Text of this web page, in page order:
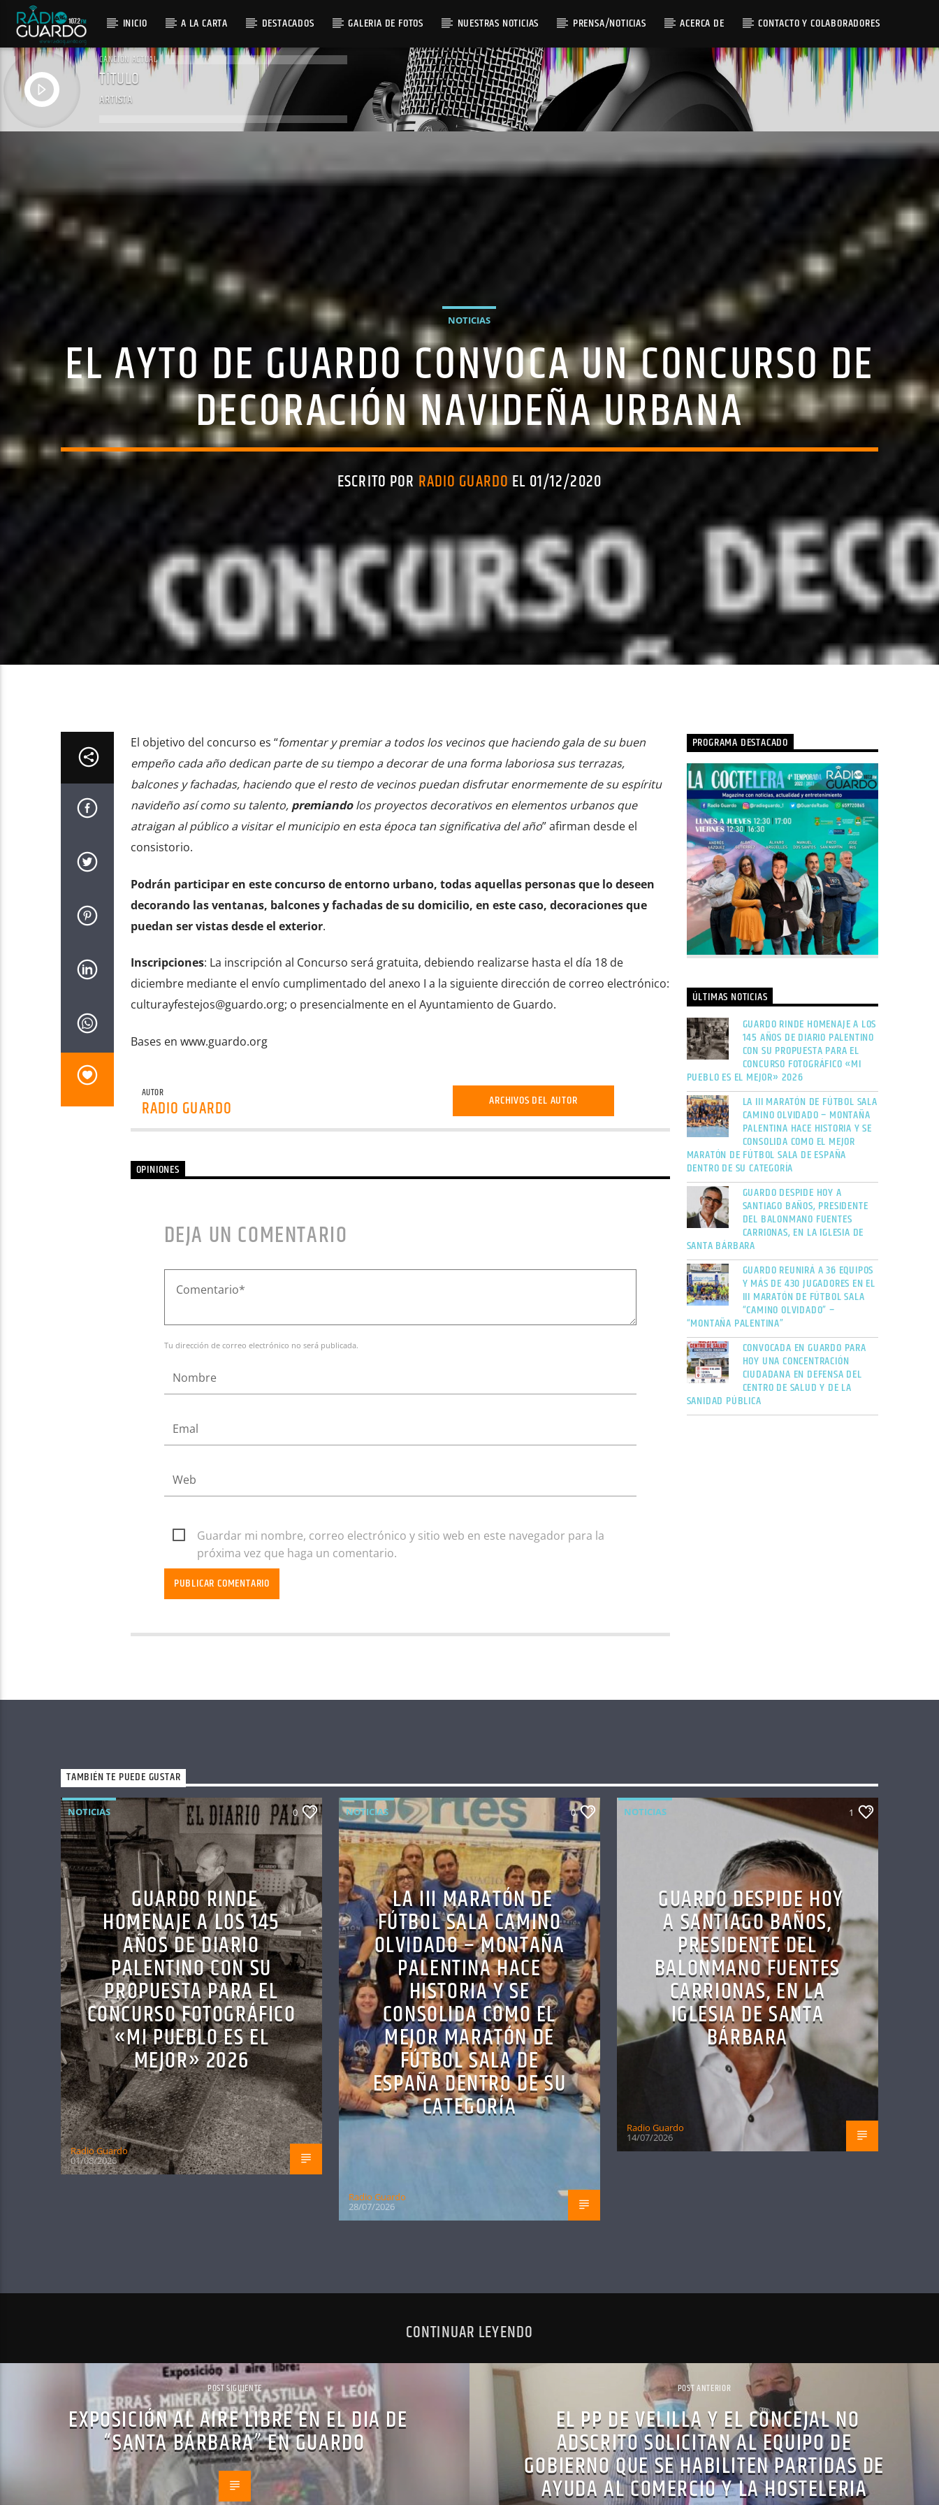
INICIO A LA CARTA DESTACADOS GALERIA DE FOTOS NUESTRAS NOTICIAS PRENSA/NOTICIAS ACERCA DE CONTACTO Y COLABORADORES
CANCIÓN ACTUAL
TÍTULO
ARTISTA
NOTICIAS
EL AYTO DE GUARDO CONVOCA UN CONCURSO DE
DECORACIÓN NAVIDEÑA URBANA
ESCRITO POR RADIO GUARDO EL 01/12/2020
El objetivo del concurso es “fomentar y premiar a todos los vecinos que haciendo gala de su buen
empeño cada año dedican parte de su tiempo a decorar de una forma laboriosa sus terrazas,
balcones y fachadas, haciendo que el resto de vecinos puedan disfrutar enormemente de su espíritu
navideño así como su talento, premiandolos proyectos decorativos en elementos urbanos que
atraigan al público a visitar el municipio en esta época tan significativa del año” afirman desde el
consistorio.
Podrán participar en este concurso de entorno urbano, todas aquellas personas que lo deseen
decorando las ventanas, balcones y fachadas de su domicilio, en este caso, decoraciones que
puedan ser vistas desde el exterior.
Inscripciones: La inscripción al Concurso será gratuita, debiendo realizarse hasta el día 18 de
diciembre mediante el envío cumplimentado del anexo I a la siguiente dirección de correo electrónico:
culturayfestejos@guardo.org; o presencialmente en el Ayuntamiento de Guardo.
Bases en www.guardo.org
AUTOR
RADIO GUARDO ARCHIVOS DEL AUTOR
OPINIONES
DEJA UN COMENTARIO
Tu dirección de correo electrónico no será publicada.
Guardar mi nombre, correo electrónico y sitio web en este navegador para la
próxima vez que haga un comentario.
PROGRAMA DESTACADO
ÚLTIMAS NOTICIAS
GUARDO RINDE HOMENAJE A LOS
145 AÑOS DE DIARIO PALENTINO
CON SU PROPUESTA PARA EL
CONCURSO FOTOGRÁFICO «MI
PUEBLO ES EL MEJOR» 2026
LA III MARATÓN DE FÚTBOL SALA
CAMINO OLVIDADO – MONTAÑA
PALENTINA HACE HISTORIA Y SE
CONSOLIDA COMO EL MEJOR
MARATÓN DE FÚTBOL SALA DE ESPAÑA
DENTRO DE SU CATEGORÍA
GUARDO DESPIDE HOY A
SANTIAGO BAÑOS, PRESIDENTE
DEL BALONMANO FUENTES
CARRIONAS, EN LA IGLESIA DE
SANTA BÁRBARA
GUARDO REUNIRÁ A 36 EQUIPOS
Y MÁS DE 430 JUGADORES EN EL
III MARATÓN DE FÚTBOL SALA
“CAMINO OLVIDADO” –
“MONTAÑA PALENTINA”
CONVOCADA EN GUARDO PARA
HOY UNA CONCENTRACIÓN
CIUDADANA EN DEFENSA DEL
CENTRO DE SALUD Y DE LA
SANIDAD PÚBLICA
TAMBIÉN TE PUEDE GUSTAR
NOTICIAS 0
GUARDO RINDE
HOMENAJE A LOS 145
AÑOS DE DIARIO
PALENTINO CON SU
PROPUESTA PARA EL
CONCURSO FOTOGRÁFICO
«MI PUEBLO ES EL
MEJOR» 2026
Radio Guardo
01/08/2026
NOTICIAS 0
LA III MARATÓN DE
FÚTBOL SALA CAMINO
OLVIDADO – MONTAÑA
PALENTINA HACE
HISTORIA Y SE
CONSOLIDA COMO EL
MEJOR MARATÓN DE
FÚTBOL SALA DE
ESPAÑA DENTRO DE SU
CATEGORÍA
Radio Guardo
28/07/2026
NOTICIAS 1
GUARDO DESPIDE HOY
A SANTIAGO BAÑOS,
PRESIDENTE DEL
BALONMANO FUENTES
CARRIONAS, EN LA
IGLESIA DE SANTA
BÁRBARA
Radio Guardo
14/07/2026
CONTINUAR LEYENDO
POST SIGUIENTE
EXPOSICIÓN AL AIRE LIBRE EN EL DIA DE
“SANTA BÁRBARA” EN GUARDO
POST ANTERIOR
EL PP DE VELILLA Y EL CONCEJAL NO
ADSCRITO SOLICITAN AL EQUIPO DE
GOBIERNO QUE SE HABILITEN PARTIDAS DE
AYUDA AL COMERCIO Y LA HOSTELERIA